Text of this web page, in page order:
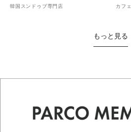
韓国スンドゥブ専門店 カフェ
もっと見る